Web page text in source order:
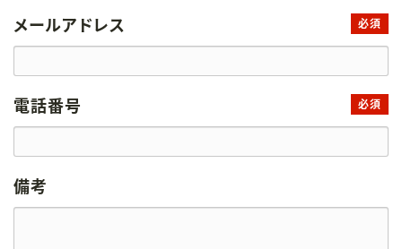
メールアドレス 必須
電話番号 必須
備考